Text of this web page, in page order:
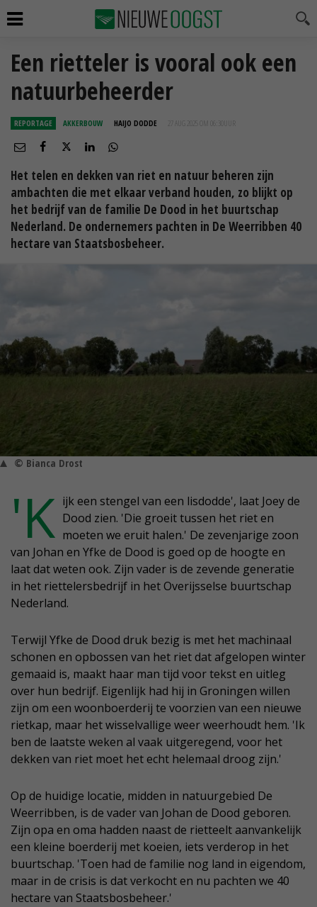
Een rietteler is vooral ook een
natuurbeheerder
REPORTAGE AKKERBOUW HAIJO DODDE 27 AUG 2025 OM 06:30
Het telen en dekken van riet en natuur beheren zijn
ambachten die met elkaar verband houden, zo blijkt op
het bedrijf van de familie De Dood in het buurtschap
Nederland. De ondernemers pachten in De Weerribben 40
hectare van Staatsbosbeheer.
© Bianca Drost
'K ijk een stengel van een lisdodde', laat Joey de
Dood zien. 'Die groeit tussen het riet en
moeten we eruit halen.' De zevenjarige zoon
van Johan en Yfke de Dood is goed op de hoogte en
laat dat weten ook. Zijn vader is de zevende generatie
in het riettelersbedrijf in het Overijsselse buurtschap
Nederland.
Terwijl Yfke de Dood druk bezig is met het machinaal
schonen en opbossen van het riet dat afgelopen winter
gemaaid is, maakt haar man tijd voor tekst en uitleg
over hun bedrijf. Eigenlijk had hij in Groningen willen
zijn om een woonboerderij te voorzien van een nieuwe
rietkap, maar het wisselvallige weer weerhoudt hem. 'Ik
ben de laatste weken al vaak uitgeregend, voor het
dekken van riet moet het echt helemaal droog zijn.'
Op de huidige locatie, midden in natuurgebied De
Weerribben, is de vader van Johan de Dood geboren.
Zijn opa en oma hadden naast de rietteelt aanvankelijk
een kleine boerderij met koeien, iets verderop in het
buurtschap. 'Toen had de familie nog land in eigendom,
maar in de crisis is dat verkocht en nu pachten we 40
hectare van Staatsbosbeheer.'